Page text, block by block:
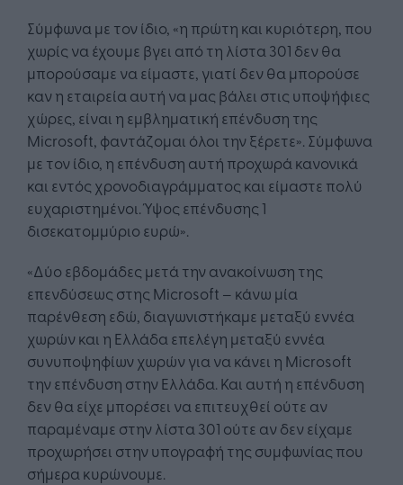
Σύμφωνα με τον ίδιο, «η πρώτη και κυριότερη, που
χωρίς να έχουμε βγει από τη λίστα 301 δεν θα
μπορούσαμε να είμαστε, γιατί δεν θα μπορούσε
καν η εταιρεία αυτή να μας βάλει στις υποψήφιες
χώρες, είναι η εμβληματική επένδυση της
Microsoft, φαντάζομαι όλοι την ξέρετε». Σύμφωνα
με τον ίδιο, η επένδυση αυτή προχωρά κανονικά
και εντός χρονοδιαγράμματος και είμαστε πολύ
ευχαριστημένοι. Ύψος επένδυσης 1
δισεκατομμύριο ευρώ».
«Δύο εβδομάδες μετά την ανακοίνωση της
επενδύσεως στης Microsoft – κάνω μία
παρένθεση εδώ, διαγωνιστήκαμε μεταξύ εννέα
χωρών και η Ελλάδα επελέγη μεταξύ εννέα
συνυποψηφίων χωρών για να κάνει η Microsoft
την επένδυση στην Ελλάδα. Και αυτή η επένδυση
δεν θα είχε μπορέσει να επιτευχθεί ούτε αν
παραμέναμε στην λίστα 301 ούτε αν δεν είχαμε
προχωρήσει στην υπογραφή της συμφωνίας που
σήμερα κυρώνουμε.